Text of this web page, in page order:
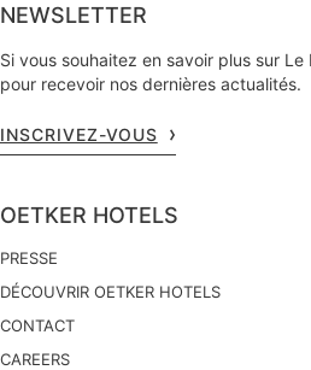
NEWSLETTER
Si vous souhaitez en savoir plus sur
pour recevoir nos dernières actualités.
INSCRIVEZ-VOUS
OETKER HOTELS
PRESSE
DÉCOUVRIR OETKER HOTELS
CONTACT
CAREERS